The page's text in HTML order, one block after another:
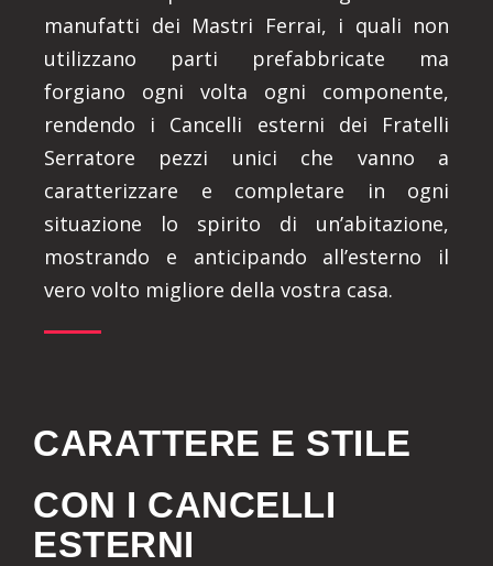
manufatti dei Mastri Ferrai, i quali non
utilizzano parti prefabbricate ma
forgiano ogni volta ogni componente,
rendendo i Cancelli esterni dei Fratelli
Serratore pezzi unici che vanno a
caratterizzare e completare in ogni
situazione lo spirito di un’abitazione,
mostrando e anticipando all’esterno il
vero volto migliore della vostra casa.
CARATTERE E STILE
CON I CANCELLI
ESTERNI